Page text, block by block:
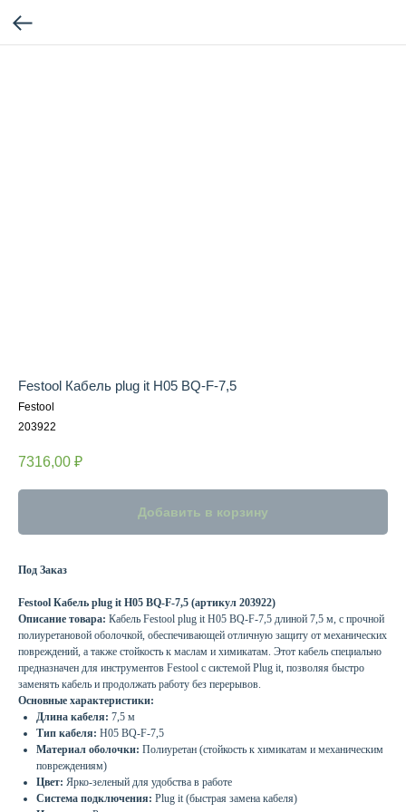
Festool Кабель plug it H05 BQ-F-7,5
Festool
203922
7316,00 ₽
Добавить в корзину
Под Заказ
Festool Кабель plug it H05 BQ-F-7,5 (артикул 203922)
Описание товара: Кабель Festool plug it H05 BQ-F-7,5 длиной 7,5 м, с прочной
полиуретановой оболочкой, обеспечивающей отличную защиту от механических
повреждений, а также стойкость к маслам и химикатам. Этот кабель специально
предназначен для инструментов Festool с системой Plug it, позволяя быстро
заменять кабель и продолжать работу без перерывов.
Основные характеристики:
Длина кабеля: 7,5 м
Тип кабеля: H05 BQ-F-7,5
Материал оболочки: Полиуретан (стойкость к химикатам и механическим
повреждениям)
Цвет: Ярко-зеленый для удобства в работе
Система подключения: Plug it (быстрая замена кабеля)